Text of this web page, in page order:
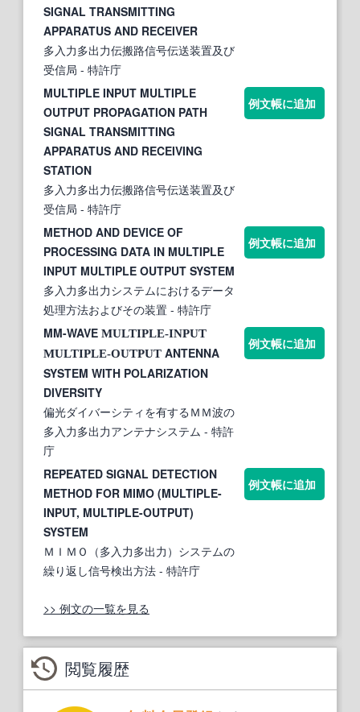
SIGNAL TRANSMITTING
APPARATUS AND RECEIVER
多入力多出力伝搬路信号伝送装置及び
受信局 - 特許庁
MULTIPLE INPUT MULTIPLE
OUTPUT PROPAGATION PATH
SIGNAL TRANSMITTING
APPARATUS AND RECEIVING
STATION
多入力多出力伝搬路信号伝送装置及び
受信局 - 特許庁
例文帳に追加
METHOD AND DEVICE OF
PROCESSING DATA IN MULTIPLE
INPUT MULTIPLE OUTPUT SYSTEM
多入力多出力システムにおけるデータ
処理方法およびその装置 - 特許庁
例文帳に追加
MM-WAVE MULTIPLE-INPUT
MULTIPLE-OUTPUT ANTENNA
SYSTEM WITH POLARIZATION
DIVERSITY
偏光ダイバーシティを有するＭＭ波の
多入力多出力アンテナシステム - 特許
庁
例文帳に追加
REPEATED SIGNAL DETECTION
METHOD FOR MIMO (MULTIPLE-
INPUT, MULTIPLE-OUTPUT)
SYSTEM
ＭＩＭＯ（多入力多出力）システムの
繰り返し信号検出方法 - 特許庁
例文帳に追加
>> 例文の一覧を見る
閲覧履歴